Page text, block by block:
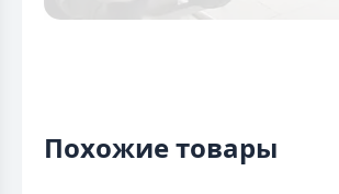
Похожие товары